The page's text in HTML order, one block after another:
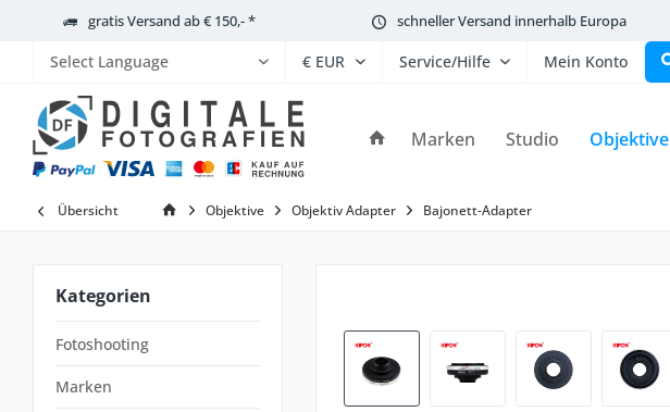
gratis Versand ab € 150,- * schneller Versand innerhalb Europa
Powered by
Service/Hilfe Mein Konto
Marken Studio Objektive
Übersicht Objektive Objektiv Adapter Bajonett-Adapter
Kategorien
Fotoshooting
Marken